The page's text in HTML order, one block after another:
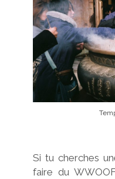
Si tu cherches
faire du